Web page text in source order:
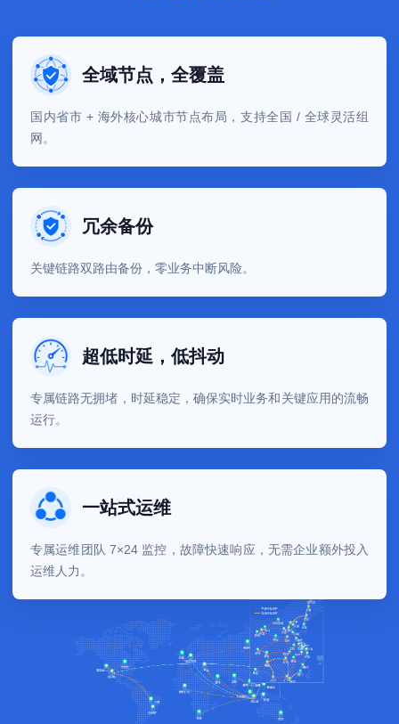
全域节点，全覆盖
国内省市 + 海外核心城市节点布局，支持全国 / 全球灵活组
网。
冗余备份
关键链路双路由备份，零业务中断风险。
超低时延，低抖动
专属链路无拥堵，时延稳定，确保实时业务和关键应用的流畅
运行。
一站式运维
专属运维团队 7×24 监控，故障快速响应，无需企业额外投入
运维人力。